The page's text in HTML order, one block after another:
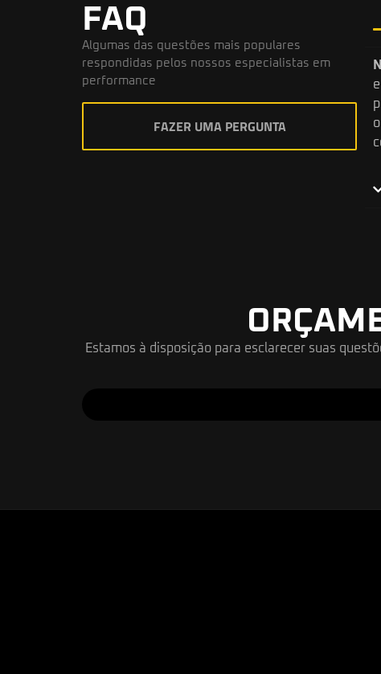
FAQ
Algumas das questões mais populares
respondidas pelos nossos especialistas em
performance
FAZER UMA PERGUNTA
Estamos à disposição para esclarecer suas